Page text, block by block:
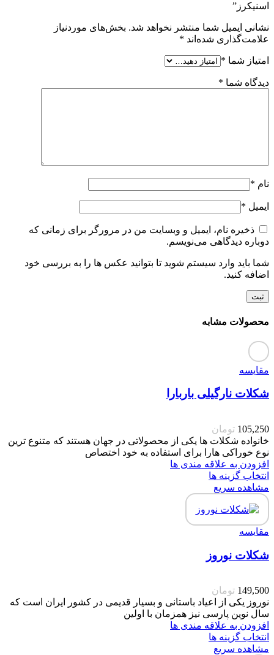
اسنیکرز”
نشانی ایمیل شما منتشر نخواهد شد. بخش‌های موردنیاز
علامت‌گذاری شده‌اند *
امتیاز شما *
دیدگاه شما *
نام *
ایمیل *
ذخیره نام، ایمیل و وبسایت من در مرورگر برای زمانی که
دوباره دیدگاهی می‌نویسم.
شما باید وارد سیستم شوید تا بتوانید عکس ها را به بررسی خود
اضافه کنید.
محصولات مشابه
مقایسه
شکلات نارگیلی باربارا
105,250 تومان
خانواده شکلات ها یکی از محصولاتی در جهان هستند که متنوع ترین
نوع خوراکی هارا برای استفاده به خود اختصاص
افزودن به علاقه مندی ها
انتخاب گزینه ها
مشاهده سریع
مقایسه
شکلات نوروز
149,500 تومان
نوروز یکی از اعیاد باستانی و بسیار قدیمی در کشور ایران است که
سال نوین پارسی نیز همزمان با اولین
افزودن به علاقه مندی ها
انتخاب گزینه ها
مشاهده سریع